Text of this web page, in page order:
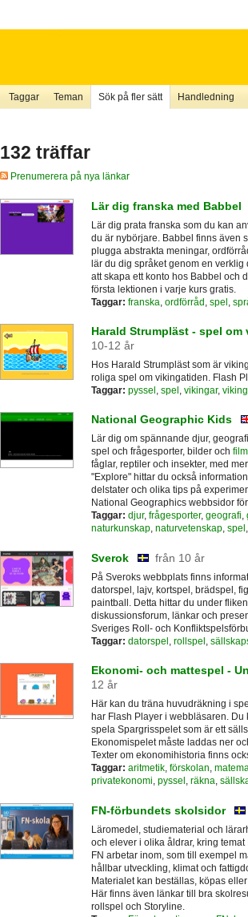
Taggar Teman Sök på fler sätt Handledning
132 träffar
Prenumerera på nya länkar
Lär dig franska med Babbel
Lär dig prata franska som du kan
du är nybörjare. Babbel finns även
plugga abstrakta meningar,
lär du dig språket genom en verklig
att skapa ett konto hos Babbel och
första lektionen i varje kurs gratis.
Taggar: franska ordförråd spel
Harald Strumpläst - spel om
10-12 år
Hos Harald Strumpläst som är
roliga spel om vikingatiden. Flash
Taggar: pyssel , spel , vikingar,
National Geographic Kids
Lär dig om spännande djur,
spel och frågesporter, bilder och
fåglar, reptiler och insekter, med
"Explore" hittar du också
delstater och olika tips på
National Geographics webbsidor
Taggar: djur, frågesporter, geografi,
naturkunskap, naturvetenskap, spel ,
Sverok från 10 år
På Sveroks webbplats finns
datorspel, lajv, kortspel, brädspel,
paintball. Detta hittar du under
diskussionsforum, länkar och
Sveriges Roll- och
Taggar: datorspel, rollspel,
Ekonomi- och mattespel -
12 år
Här kan du träna huvudräkning i
har Flash Player i webbläsaren. Du
spela Spargrisspelet som är ett
Ekonomispelet måste laddas ner
Texter om ekonomihistoria finns
Taggar: aritmetik, förskolan,
privatekonomi, pyssel , räkna,
FN-förbundets skolsidor
Läromedel, studiematerial och
och elever i olika åldrar, kring
FN arbetar inom, som till exempel
hållbar utveckling, klimat och
Materialet kan beställas, köpas
Här finns även länkar till bra
rollspel och Storyline.